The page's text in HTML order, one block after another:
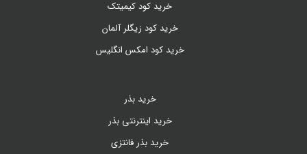
خرید کود کیمیتک
خرید کود زیگلر آلمان
خرید کود امکس انگلیس
خرید بذر
خرید اینترنتی بذر
خرید بذر فانتزی